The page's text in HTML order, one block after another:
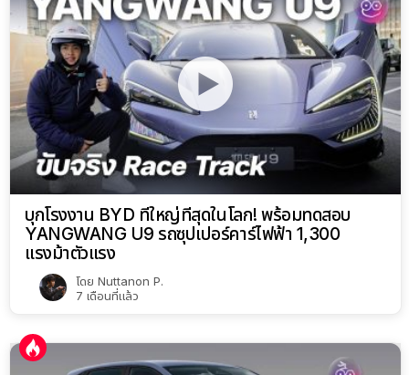
บุกโรงงาน BYD ที่ใหญ่ที่สุดในโลก! พร้อมทดสอบ
YANGWANG U9 รถซุปเปอร์คาร์ไฟฟ้า 1,300
แรงม้าตัวแรง
โดย Nuttanon P.
7 เดือนที่แล้ว